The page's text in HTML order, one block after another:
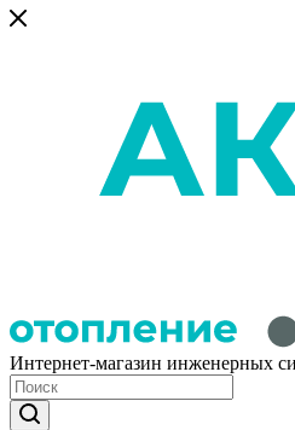
Интернет-магазин инженерных